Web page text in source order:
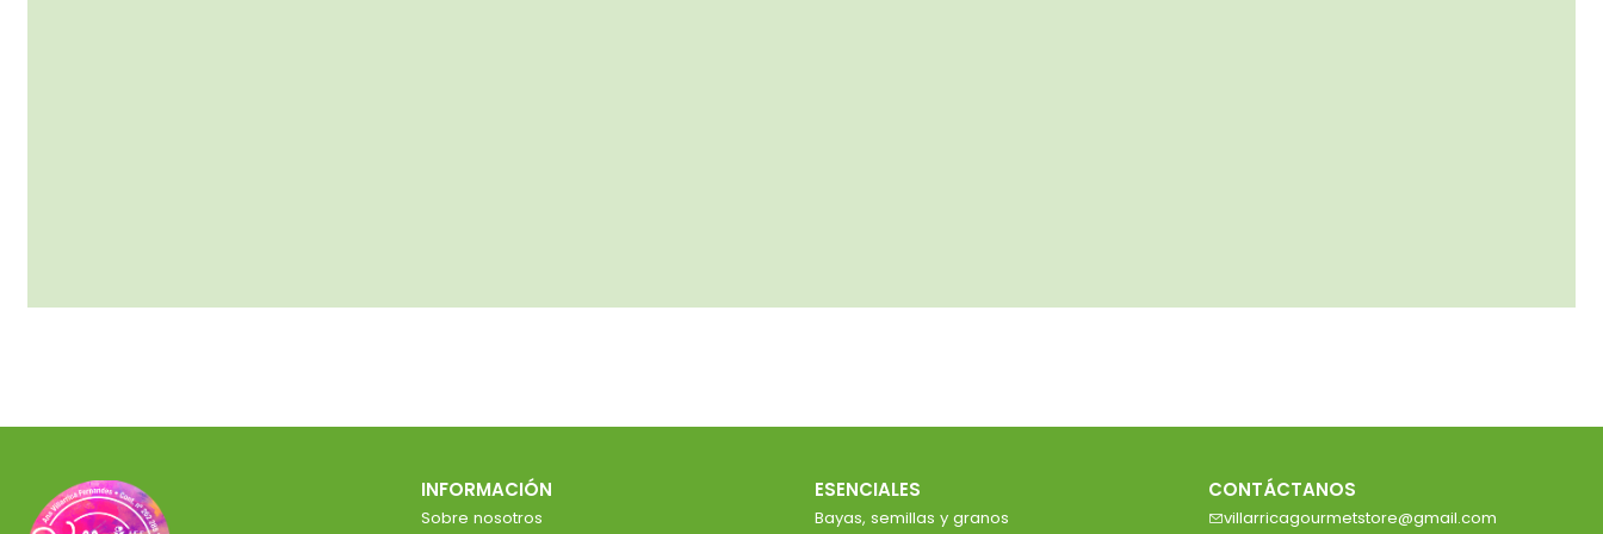
INFORMACIÓN
Sobre nosotros
ESENCIALES
Bayas, semillas y granos
CONTÁCTANOS
villarricagourmetstore@gmail.com